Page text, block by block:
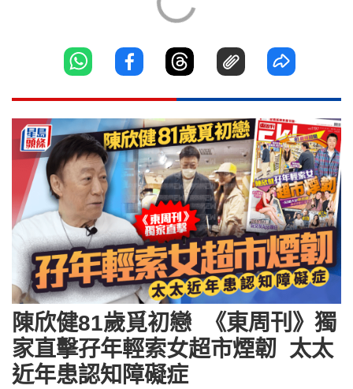
陳欣健81歲覓初戀 《東周刊》獨
家直擊孖年輕索女超市煙韌 太太
近年患認知障礙症